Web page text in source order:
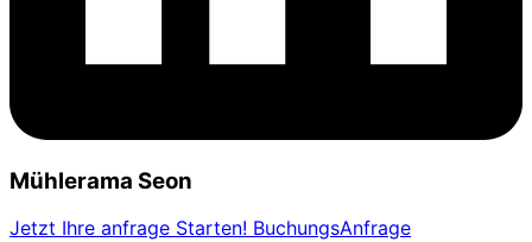
Mühlerama Seon
Jetzt Ihre anfrage Starten! BuchungsAnfrage